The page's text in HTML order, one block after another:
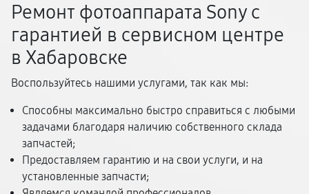
Ремонт фотоаппарата Sony с
гарантией в сервисном центре
в Хабаровске
Воспользуйтесь нашими услугами, так как мы:
Способны максимально быстро справиться с любыми
задачами благодаря наличию собственного склада
запчастей;
Предоставляем гарантию и на свои услуги, и на
установленные запчасти;